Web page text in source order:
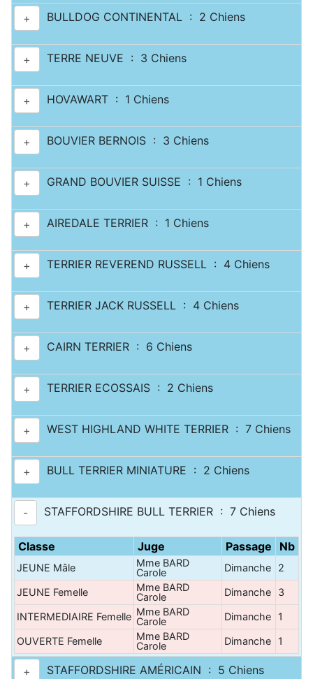
+ BULLDOG CONTINENTAL : 2 Chiens
+ TERRE NEUVE : 3 Chiens
+ HOVAWART : 1 Chiens
+ BOUVIER BERNOIS : 3 Chiens
+ GRAND BOUVIER SUISSE : 1 Chiens
+ AIREDALE TERRIER : 1 Chiens
+ TERRIER REVEREND RUSSELL : 4 Chiens
+ TERRIER JACK RUSSELL : 4 Chiens
+ CAIRN TERRIER : 6 Chiens
+ TERRIER ECOSSAIS : 2 Chiens
+ WEST HIGHLAND WHITE TERRIER : 7 Chiens
+ BULL TERRIER MINIATURE : 2 Chiens
- STAFFORDSHIRE BULL TERRIER : 7 Chiens
Classe Juge Passage Nb
JEUNE Mâle
Mme BARD
Carole
Dimanche 2
JEUNE Femelle
Mme BARD
Carole
Dimanche 3
INTERMEDIAIRE Femelle Mme BARD
Carole
Dimanche 1
OUVERTE Femelle
Mme BARD
Carole
Dimanche 1
+ STAFFORDSHIRE AMÉRICAIN : 5 Chiens